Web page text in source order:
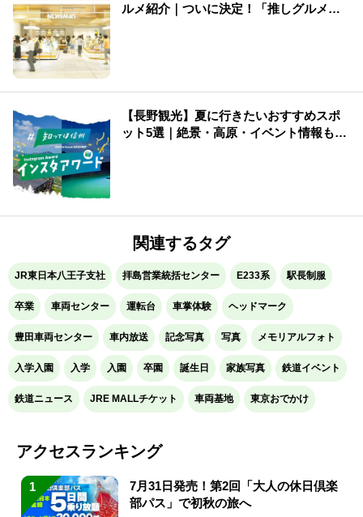
ルメ紹介｜ついに決定！「推しグルメ総
【長野観光】夏に行きたいおすすめスポ
ット5選｜絶景・高原・イベント情報も紹
関連するタグ
JR東日本八王子支社 拝島営業統括センター E233系 駅長制服
卒業 車両センター 運転台 車掌体験 ヘッドマーク
豊田車両センター 車内放送 記念写真 写真 メモリアルフォト
入学入園 入学 入園 卒園 誕生日 家族写真 鉄道イベント
鉄道ニュース JRE MALLチケット 車両基地 東京おでかけ
アクセスランキング
1
7月31日発売！第2回「大人の休日倶楽
部パス」で初秋の旅へ